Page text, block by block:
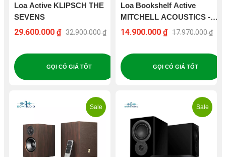
Loa Active KLIPSCH THE
SEVENS
29.600.000 ₫ 32.900.000 ₫
GỌI CÓ GIÁ TỐT
Loa Bookshelf Active
MITCHELL ACOUSTICS -
uSTREAM ONE
14.900.000 ₫ 17.970.000 ₫
GỌI CÓ GIÁ TỐT
Sale Sale